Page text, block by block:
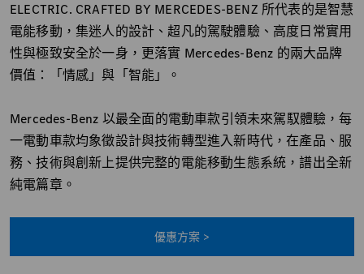
ELECTRIC. CRAFTED BY MERCEDES-BENZ 所代表的是智慧
電能移動，集迷人的設計、超凡的駕駛體驗、高度日常實用
性與極致安全於一身，更落實 Mercedes-Benz 的兩大品牌
價值：「情感」與「智能」。
Mercedes-Benz 以最全面的電動車款引領未來駕馭體驗，每
一電動車款均象徵設計與技術轉型進入新時代，在產品、服
務、技術與創新上提供完整的電能移動生態系統，譜出全新
純電篇章。
優惠方案 >